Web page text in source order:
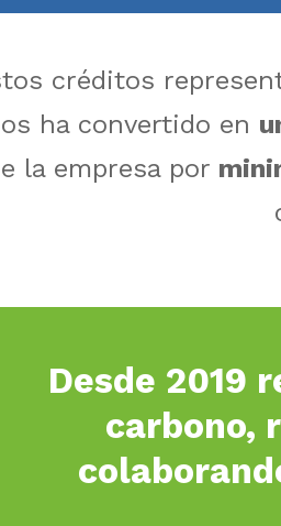
créditos
ha convertido en
la empresa por
Desde 2019
carbono,